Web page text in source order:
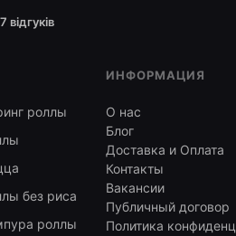
роллы
без риса
роллы
ИНФОРМАЦИЯ
О нас
Блог
Доставка и Оплата
Контакты
Вакансии
Публичный договор
Политика